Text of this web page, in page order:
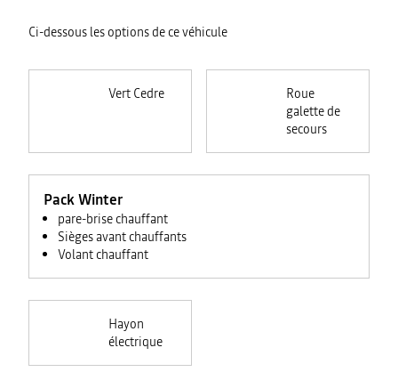
Ci-dessous les options de ce véhicule
Vert Cedre
Pack Winter
pare-brise chauffant
Sièges avant chauffants
Volant chauffant
Roue
galette de
secours
Hayon
électrique